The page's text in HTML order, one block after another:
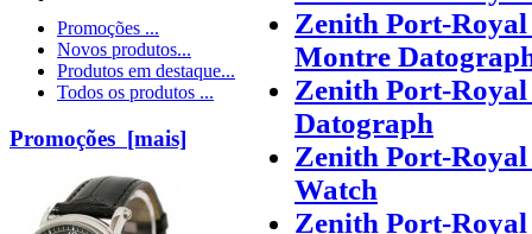
Promoções ...
Novos produtos...
Produtos em destaque...
Todos os produtos ...
Promoções [mais]
Zenith Port-
Montre
Zenith Port-
Datograph
Zenith Port-
Watch
Zenith Port-